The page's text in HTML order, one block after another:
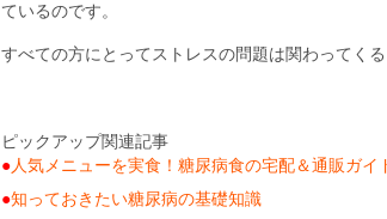
ているのです。
すべての方にとってストレスの問題は関わってくる
ピックアップ関連記事
人気メニューを実食！糖尿病食の宅配＆通販ガイ
知っておきたい糖尿病の基礎知識